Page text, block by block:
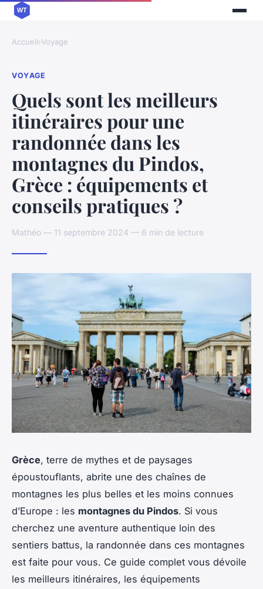
Accueil›Voyage
VOYAGE
Quels sont les meilleurs
itinéraires pour une
randonnée dans les
montagnes du Pindos,
Grèce : équipements et
conseils pratiques ?
Mathéo — 11 septembre 2024 — 6 min de lecture
Grèce, terre de mythes et de paysages
époustouflants, abrite une des chaînes de
montagnes les plus belles et les moins connues
d’Europe : les montagnes du Pindos. Si vous
cherchez une aventure authentique loin des
sentiers battus, la randonnée dans ces montagnes
est faite pour vous. Ce guide complet vous dévoile
les meilleurs itinéraires, les équipements